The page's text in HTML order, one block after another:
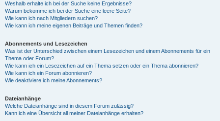
Weshalb erhalte ich bei der Suche keine Ergebnisse?
Warum bekomme ich bei der Suche eine leere Seite?
Wie kann ich nach Mitgliedern suchen?
Wie kann ich meine eigenen Beiträge und Themen finden?
Abonnements und Lesezeichen
Was ist der Unterschied zwischen einem Lesezeichen und einem Abonnements für ein
Thema oder Forum?
Wie kann ich ein Lesezeichen auf ein Thema setzen oder ein Thema abonnieren?
Wie kann ich ein Forum abonnieren?
Wie deaktiviere ich meine Abonnements?
Dateianhänge
Welche Dateianhänge sind in diesem Forum zulässig?
Kann ich eine Übersicht all meiner Dateianhänge erhalten?